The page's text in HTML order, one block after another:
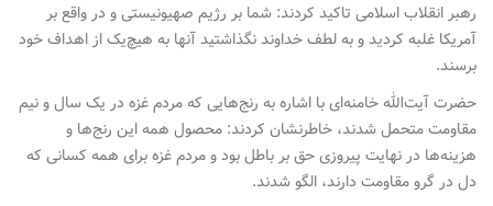
رهبر انقلاب اسلامی تاکید کردند: شما بر رژیم صهیونیستی و در واقع بر
آمریکا غلبه کردید و به لطف خداوند نگذاشتید آنها به هیچ‌یک از اهداف خود
برسند.
حضرت آیت‌الله خامنه‌ای با اشاره به رنج‌هایی که مردم غزه در یک سال و نیم
مقاومت متحمل شدند، خاطرنشان کردند: محصول همه این رنج‌ها و
هزینه‌ها در نهایت پیروزی حق بر باطل بود و مردم غزه برای همه کسانی که
دل در گرو مقاومت دارند، الگو شدند.